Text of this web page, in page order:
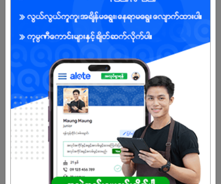
သုံးစွဲသူများထံ အရည်အသွေးပြည့်မီသော ရေမွှေးများကို သင့်တင့်လျောက်ပတ်
သောစျေးနှုန်း၊ အကောင်းမွန်ဆုံးဝန်ဆောင်မှုဖြင့် စျေးကွတ်အတွင်း ဖြန့်ဖြူး
Mission
အရည်အသွေးကောင်းသုံးစွဲသူတို့ရဲ့ နံပါတ် (1)အရွေးချယ်ဆုံး အမှတ်တံဆိပ်တ
ခုအဖြစ် စျေးကွတ်တွင်အခိုင်အမာရပ်တည်ရန်
Value
အရည်အသွေးပြည့်မီခြင်း၊သုံးစွဲသူများစိတ်ကျေနပ်မှုအပြည့်အဝရရှိခြင်း၊
ဝန်ထမ်းများ၏တက်ညီလက်ညီပူးပေါင်းလုပ်ဆောင်ခြင်း
Mya Nagar Aung Company Limit သည် Scent Inspired Perfume များ
ကို ထုတ်လုပ်၊ဖြန့်ဖြူး၊ရောင်းချနေသော Company ဖြစ်ပါသည်။ရန်ကုန်၊
မန္တလေး မြို့များတွင် ရုံးချုပ်များရှိပြီး ဆိုင်ခွဲပေါင်းများစွာဖြင့် Scent ရေမွှေးကို
ရောင်းချလျှက်ရှိပါသည်။Company ကို 2020 ခုနှစ်တွင် စတင်၍တည်ထောင်ခဲ့
ပြီး ယခုအချိန်တွင် ဝန်ထမ်းပေါင်း 70ကျော်ဖြင့် လုပ်ငန်းများကို လည်ပတ်လျှ
က်ရှိပါသည်။